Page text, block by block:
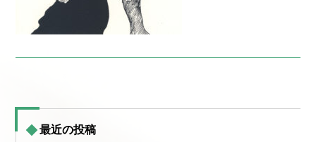
最近の投稿